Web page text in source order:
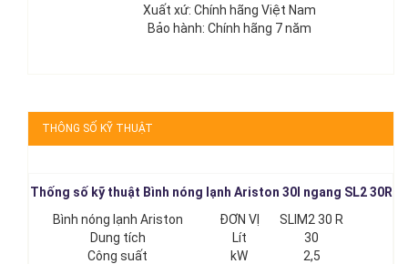
Xuất xứ: Chính hãng Việt Nam
Bảo hành: Chính hãng 7 năm
THÔNG SỐ KỸ THUẬT
Thống số kỹ thuật Bình nóng lạnh Ariston 30l ngang SL2 30R
Bình nóng lạnh Ariston
ĐƠN VỊ
SLIM2 30 R
Dung tích
Lít
30
Công suất
kW
2,5